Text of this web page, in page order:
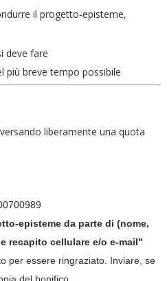
il progetto-episteme,
deve fare
più breve tempo possibile
liberamente una quota
989
episteme da parte di (nome,
recapito cellulare e/o e-mail"
per essere ringraziato. Inviare, se